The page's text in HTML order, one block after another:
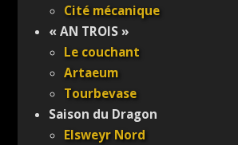
Cité mécanique
« AN TROIS »
Le couchant
Artaeum
Tourbevase
Saison du Dragon
Elsweyr Nord